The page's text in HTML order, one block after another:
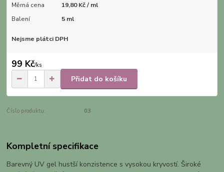
Měrná cena
19,80 Kč / ml
Balení
5 ml
Nejsme plátci DPH
99 Kč/ks
Přidat do košíku
Číslo produktu: 03
Kompletní specifikace
Barevný UV gel hustší konzistence s vysokou kryvostí. Široké